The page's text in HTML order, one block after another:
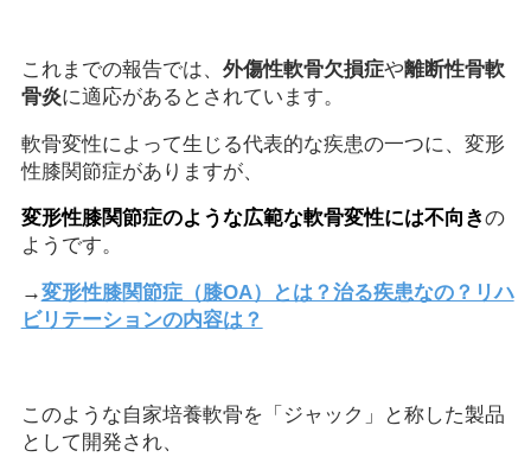
これまでの報告では、 外傷性軟骨欠損症や離断性骨軟
骨炎に適応があるとされています。
軟骨変性によって生じる代表的な疾患の一つに、変形
性膝関節症がありますが、
変形性膝関節症のような広範な軟骨変性には不向きの
ようです。
→変形性膝関節症（膝OA）とは？治る疾患なの？リハ
ビリテーションの内容は？
このような自家培養軟骨を「ジャック」と称した製品
として開発され、